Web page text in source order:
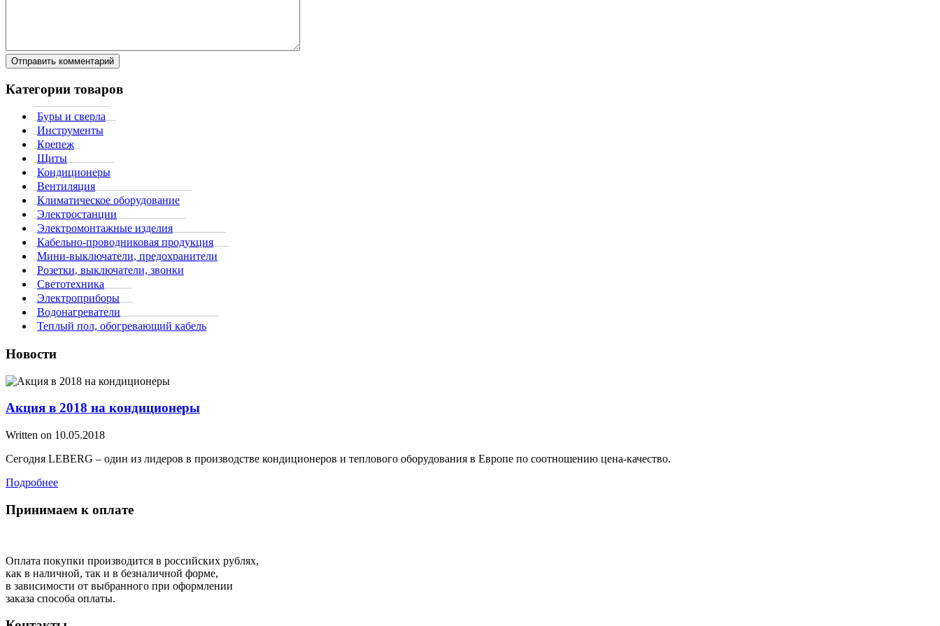
Категории товаров
Буры и сверла
Инструменты
Крепеж
Щиты
Кондиционеры
Вентиляция
Климатическое оборудование
Электростанции
Электромонтажные изделия
Кабельно-проводниковая продукция
Мини-выключатели, предохранители
Розетки, выключатели, звонки
Светотехника
Электроприборы
Водонагреватели
Теплый пол, обогревающий кабель
Новости
Акция в 2018 на кондиционеры
Written on 10.05.2018
Сегодня LEBERG – один из лидеров в производстве кондиционеров и теплового оборудования в Европе по соотношению цена-качество.
Подробнее
Принимаем к оплате
Оплата покупки производится в российских рублях,
как в наличной, так и в безналичной форме,
в зависимости от выбранного при оформлении
заказа способа оплаты.